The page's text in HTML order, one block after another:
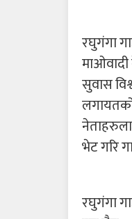
रघुगंगा
माओवादी
सुवास
भेट गरि
रघुगंगा